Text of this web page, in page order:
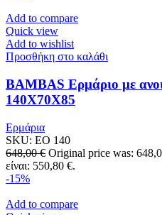
Add to compare
Quick view
Add to wishlist
Προσθήκη στο καλάθι
BAMBAS Ερμάριο με
140X70X85
Ερμάρια
SKU: EO 140
648,00€ Original price was:
είναι: 550,80 €.
-15%
Add to compare